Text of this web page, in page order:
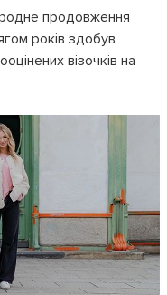
продовження
років здобув
візочків на